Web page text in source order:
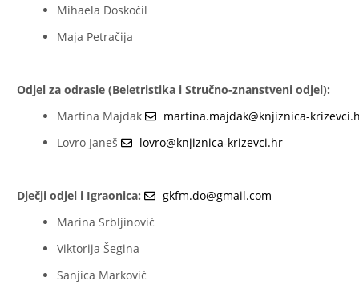
Mihaela Doskočil
Maja Petračija
Odjel za odrasle (Beletristika i Stručno-znanstveni odjel):
Martina Majdak
martina.majdak@knjiznica-
Lovro Janeš
lovro@knjiznica-krizevci.hr
Dječji odjel i Igraonica:
gkfm.do@gmail.com
Marina Srbljinović
Viktorija Šegina
Sanjica Marković